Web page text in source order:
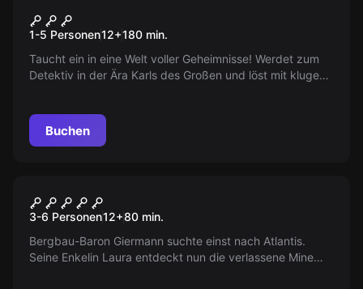
Neu
Alkuins Auftrag
1-5 Personen12+180 min.
Taucht ein in eine Welt voller Geheimnisse! Werdet zum
Detektiv in der Ära Karls des Großen und löst mit klugem
Geschichte erwarten euch auf dieser aufregenden
Entdeckungstour!
Buchen
Atlantis
3-6 Personen12+80 min.
Bergbau-Baron Giermann suchte einst nach Atlantis.
Seine Enkelin Laura entdeckt nun die verlassene Mine